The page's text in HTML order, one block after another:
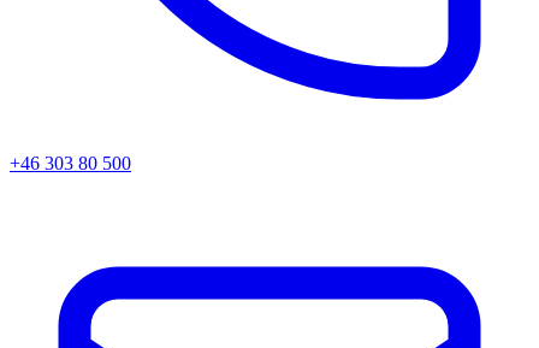
+46 303 80 500